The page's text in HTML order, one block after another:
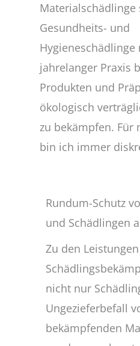
Materialschädlinge
Gesundheits- und
Hygieneschädlinge
jahrelanger Praxis
Produkten und
ökologisch
zu bekämpfen. Für
bin ich immer
Rundum-Schutz
und Schädlingen
Zu den
nicht nur
Ungezieferbefall
bekämpfenden